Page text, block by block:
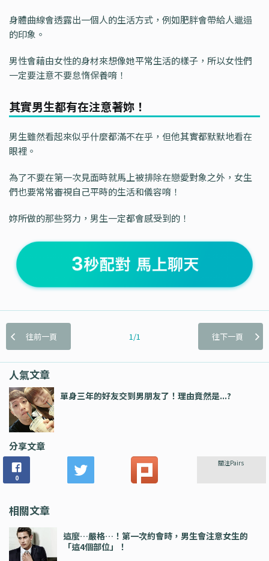
身體曲線會透露出一個人的生活方式，例如肥胖會帶給人邋遢
的印象。
男性會藉由女性的身材來想像她平常生活的樣子，所以女性們
一定要注意不要怠惰保養唷！
其實男生都有在注意著妳！
男生雖然看起來似乎什麼都滿不在乎，但他其實都默默地看在
眼裡。
為了不要在第一次見面時就馬上被排除在戀愛對象之外，女生
們也要常常審視自己平時的生活和儀容唷！
妳所做的那些努力，男生一定都會感受到的！
往前一頁 1/1 往下一頁
人氣文章
單身三年的好友交到男朋友了！理由竟然是...?
分享文章
0
關注Pairs
相關文章
這麼…嚴格…！第一次約會時，男生會注意女生的
「這4個部位」！